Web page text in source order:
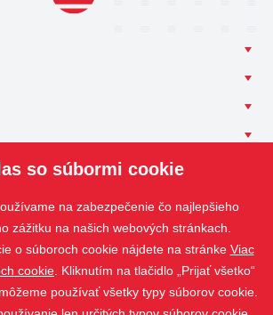
so súbormi cookie
na zabezpečenie čo najlepšieho
zážitku na našich webových stránkach.
o súboroch cookie nájdete na stránke Viac
cookie . Kliknutím na tlačidlo „Prijať všetko“
používať všetky typy súborov cookie.